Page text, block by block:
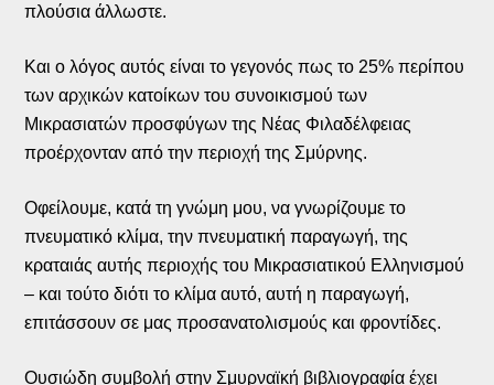
πλούσια άλλωστε.
Και ο λόγος αυτός είναι το γεγονός πως το 25% περίπου
των αρχικών κατοίκων του συνοικισμού των
Μικρασιατών προσφύγων της Νέας Φιλαδέλφειας
προέρχονταν από την περιοχή της Σμύρνης.
Οφείλουμε, κατά τη γνώμη μου, να γνωρίζουμε το
πνευματικό κλίμα, την πνευματική παραγωγή, της
κραταιάς αυτής περιοχής του Μικρασιατικού Ελληνισμού
– και τούτο διότι το κλίμα αυτό, αυτή η παραγωγή,
επιτάσσουν σε μας προσανατολισμούς και φροντίδες.
Ουσιώδη συμβολή στην Σμυρναϊκή βιβλιογραφία έχει